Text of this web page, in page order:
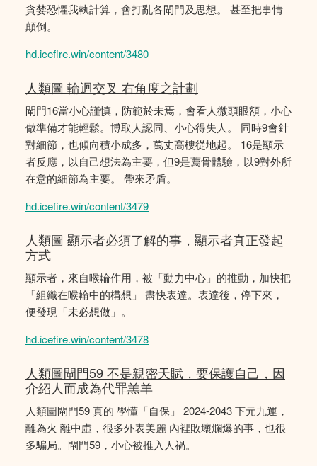
貪婪恐懼我執計算，會打亂各閘門及思想。 甚至把事情
顛倒。
hd.icefire.win/content/3480
人類圖 輪迴交叉 右角度之計劃
閘門16當小心謹慎，防範於未焉，會看人微頭眼額，小心
做準備才能輕鬆。博取人認同、小心得失人。 同時9會針
對細節，也傾向積小成多，萬丈高樓從地起。 16是顯示
者反應，以自己想法為主要，但9是薦骨體驗，以9對外所
在意的細節為主要。 帶來矛盾。
hd.icefire.win/content/3479
人類圖 顯示者必須了解的事，顯示者真正發起
方式
顯示者，來自喉輪作用，被「動力中心」的推動，加快把
「組織在喉輪中的構想」 盡快表達。表達後，停下來，
便發現「未必想做」。
hd.icefire.win/content/3478
人類圖閘門59 不是親密天賦，要保護自己，因
介紹人而成為代罪羔羊
人類圖閘門59 真的 學懂「自保」 2024-2043 下元九運，
離為火 離中虛，很多外表美麗 內裡敗壞爛爆的事，也很
多騙局。閘門59，小心被推入人禍。